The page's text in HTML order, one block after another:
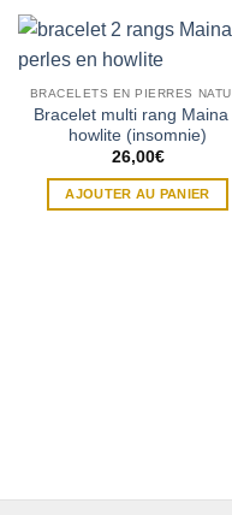
Bracelet multi rang Maina
howlite (insomnie)
26,00€
AJOUTER AU PANIER